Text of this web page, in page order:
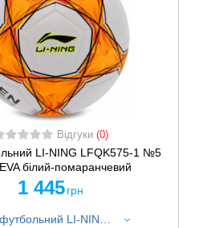
Відгуки (0)
LI-NING LFQK575-1 №5
білий-помаранчевий
1 445 грн
М'яч футбольний LI-NING LFQK575-1 №5 TPU+EVA білий-помаранчевий